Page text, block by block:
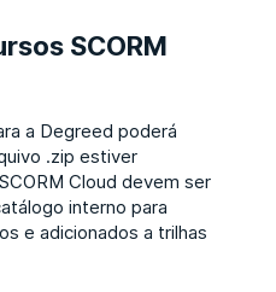
SCORM
a Degreed poderá
.zip estiver
Cloud devem ser
interno para
e adicionados a trilhas